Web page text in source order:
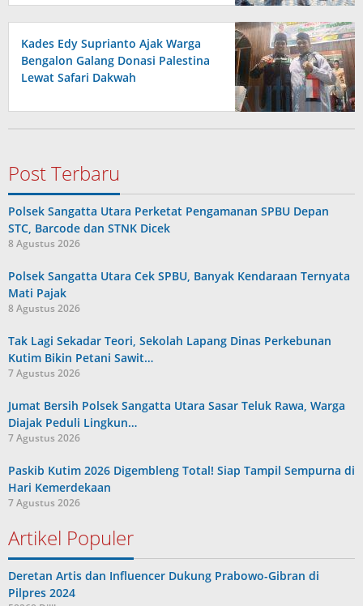
Kades Edy Suprianto Ajak Warga
Bengalon Galang Donasi Palestina
Lewat Safari Dakwah
Post Terbaru
Polsek Sangatta Utara Perketat Pengamanan SPBU Depan
STC, Barcode dan STNK Dicek
8 Agustus 2026
Polsek Sangatta Utara Cek SPBU, Banyak Kendaraan Ternyata
Mati Pajak
8 Agustus 2026
Tak Lagi Sekadar Teori, Sekolah Lapang Dinas Perkebunan
Kutim Bikin Petani Sawit…
7 Agustus 2026
Jumat Bersih Polsek Sangatta Utara Sasar Teluk Rawa, Warga
Diajak Peduli Lingkun…
7 Agustus 2026
Paskib Kutim 2026 Digembleng Total! Siap Tampil Sempurna di
Hari Kemerdekaan
7 Agustus 2026
Artikel Populer
Deretan Artis dan Influencer Dukung Prabowo-Gibran di
Pilpres 2024